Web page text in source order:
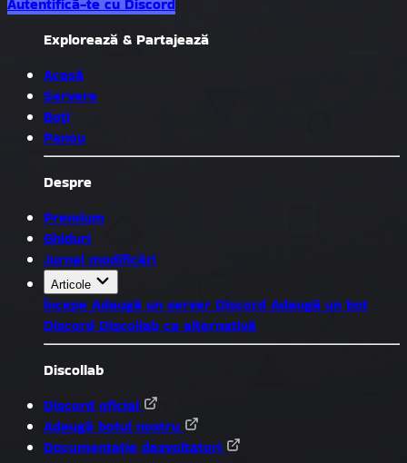
Explorează & Partajează
Acasă
Servere
Boți
Panou
Despre
Premium
Ghiduri
Jurnal modificări
Articole
Începe Adaugă un server Discord Adaugă un bot
Discord Discollab ca alternativă
Discollab
Discord oficial
Adaugă botul nostru
Documentație dezvoltatori